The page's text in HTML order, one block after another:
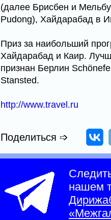
(далее Брисбен и
Pudong), Хайдарабад в
Приз за наибольший
Хайдарабад и Каир.
признан Берлин
Stansted.
http://www.travel.ru
Поделиться ➩
нашем